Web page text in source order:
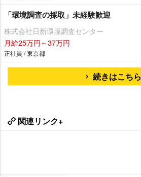
「環境調査の採取」未経験歓迎
株式会社日新環境調査センター
月給25万円～37万円
正社員 / 東京都
続きはこちら
関連リンク+